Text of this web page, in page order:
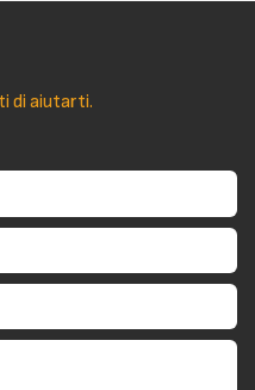
di aiutarti.